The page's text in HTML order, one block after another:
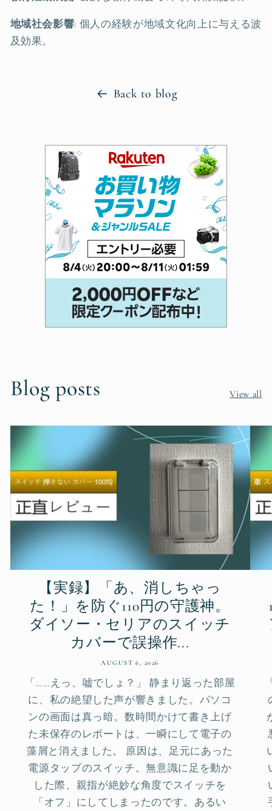
地域社会影響: 個人の経験が地域文化向上に与える波
及効果。
Back to blog
Blog posts View all
【実録】「あ、消しちゃっ
た！」を防ぐ110円の守護神。
ダイソー・セリアのスイッチ
カバーで誤操作...
AUGUST 6, 2026
「……えっ、嘘でしょ？」 静まり返った部屋
に、私の絶望した声が響きました。パソコ
ンの画面は真っ暗。数時間かけて書き上げ
た未保存のレポートは、一瞬にして電子の
藻屑と消えました。 原因は、足元にあった
電源タップのスイッチ。無意識に足を動か
した際、親指が絶妙な角度でスイッチを
「オフ」にしてしまったのです。あるい